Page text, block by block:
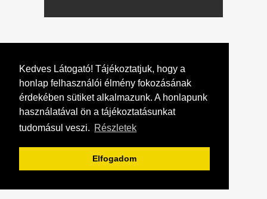
Kedves Látogató! Tájékoztatjuk, hogy a
honlap felhasználói élmény fokozásának
érdekében sütiket alkalmazunk. A honlapunk
használatával ön a tájékoztatásunkat
tudomásul veszi. Részletek
Elfogadom
[dpArticleShare]